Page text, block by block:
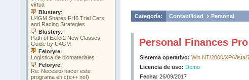
Categoría: Contabilidad Personal
Personal Finances
Sistema operativo: Win NT/2000/XP/Vista/
Licencia de uso: Demo
Fecha: 26/09/2017